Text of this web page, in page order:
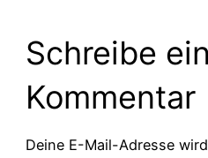
Schreibe
Kommentar
Deine E-Mail-Adresse